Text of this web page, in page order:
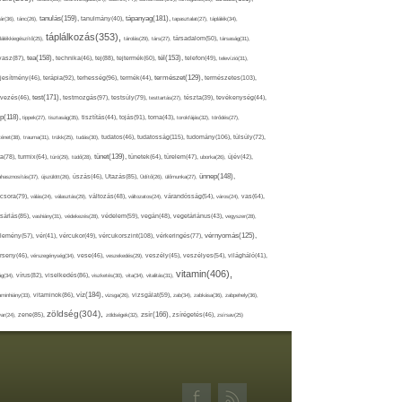
tánc(26), tanulás(159), tanulmány(40), tápanyag(181), tapasztalat(27), táplálék(34),
táplálkozás(353), tárolás(29), társ(27), társadalom(50), társaság(31),
tea(158), technika(46), tej(88), tejtermék(60), tél(153), telefon(49), televízió(31),
terápia(92), terhesség(96), termék(44), természet(129), természetes(103),
test(171), testmozgás(97), testsúly(79), testtartás(27), tészta(39), tevékenység(44),
tippek(27), tisztaság(35), tisztítás(44), tojás(91), torna(43), torokfájás(32), törődés(27),
trauma(31), trükk(25), tudás(30), tudatos(46), tudatosság(115), tudomány(106), túlsúly(72),
turmix(64), túró(29), tüdő(28), tünet(139), tünetek(64), türelem(47), uborka(26), újév(42),
újszülött(26), úszás(46), Utazás(85), Üdítő(26), ülőmunka(27), ünnep(148),
válás(24), választás(29), változás(48), változatos(24), várandósság(54), város(24), vas(64),
vashiány(31), védekezés(28), védelem(59), vegán(48), vegetáriánus(43), vegyszer(28),
vér(41), vércukor(49), vércukorszint(108), vérkeringés(77), vérnyomás(125),
vérszegénység(34), vese(46), veszekedés(29), veszély(45), veszélyes(54), világháló(41),
vírus(82), viselkedés(86), viszketés(30), vita(34), vitalitás(31), vitamin(406),
vitaminok(86), víz(184), vizsga(26), vizsgálat(59), zab(34), zabkása(36), zabpehely(36),
zene(85), zöldség(304), zöldségek(32), zsír(166), zsírégetés(46), zsírsav(25)